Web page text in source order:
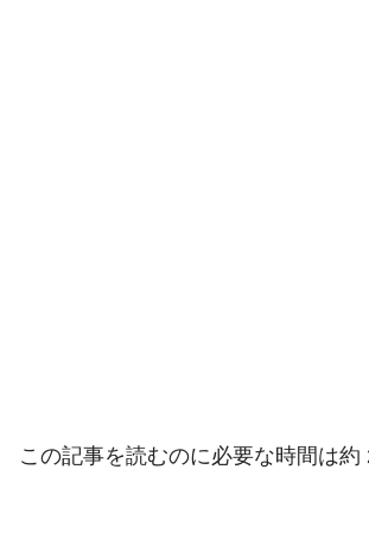
この記事を読むのに必要な時間は約